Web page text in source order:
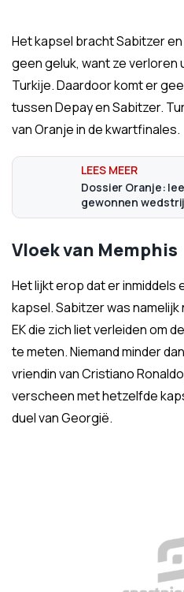
Het kapsel bracht Sabitzer
geen geluk, want ze verloren
Turkije. Daardoor komt er
tussen Depay en Sabitzer.
van Oranje in de kwartfinales.
Dossier Oranje:
gewonnen
Vloek van Memphis
Het lijkt erop dat er inmiddels
kapsel. Sabitzer was
EK die zich liet verleiden om
te meten. Niemand minder
vriendin van Cristiano
verscheen met hetzelfde
duel van Georgië.